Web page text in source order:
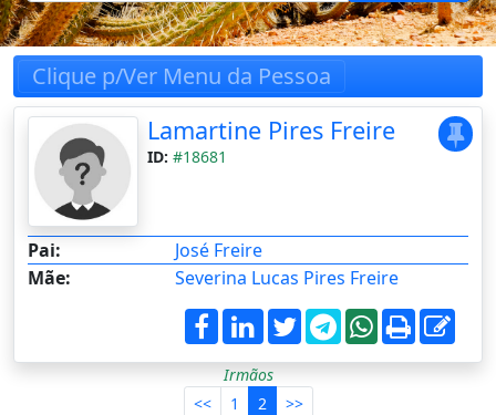
Clique p/Ver Menu da Pessoa
Lamartine Pires Freire
ID: #18681
Pai:
José Freire
Mãe:
Severina Lucas Pires Freire
Irmãos
<<
1 2 >>